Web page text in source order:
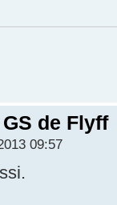
de Flyff
09:57